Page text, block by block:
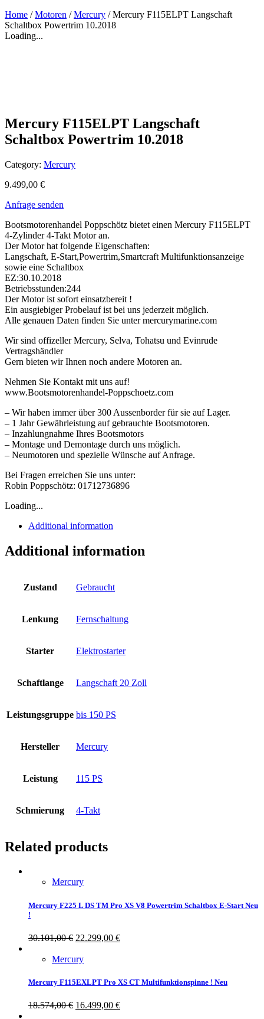
Home /Motoren /Mercury / Mercury F115ELPT Langschaft
Schaltbox Powertrim 10.2018
Loading...
Mercury F115ELPT Langschaft
Schaltbox Powertrim 10.2018
Category: Mercury
9.499,00 €
Anfrage senden
Bootsmotorenhandel Poppschötz bietet einen Mercury F115ELPT
4-Zylinder 4-Takt Motor an.
Der Motor hat folgende Eigenschaften:
Langschaft, E-Start,Powertrim,Smartcraft Multifunktionsanzeige
sowie eine Schaltbox
EZ:30.10.2018
Betriebsstunden:244
Der Motor ist sofort einsatzbereit !
Ein ausgiebiger Probelauf ist bei uns jederzeit möglich.
Alle genauen Daten finden Sie unter mercurymarine.com
Wir sind offizeller Mercury, Selva, Tohatsu und Evinrude
Vertragshändler
Gern bieten wir Ihnen noch andere Motoren an.
Nehmen Sie Kontakt mit uns auf!
www.Bootsmotorenhandel-Poppschoetz.com
– Wir haben immer über 300 Aussenborder für sie auf Lager.
– 1 Jahr Gewährleistung auf gebrauchte Bootsmotoren.
– Inzahlungnahme Ihres Bootsmotors
– Montage und Demontage durch uns möglich.
– Neumotoren und spezielle Wünsche auf Anfrage.
Bei Fragen erreichen Sie uns unter:
Robin Poppschötz: 01712736896
Loading...
Additional information
Additional information
Zustand Gebraucht
Lenkung Fernschaltung
Starter Elektrostarter
Schaftlange Langschaft 20 Zoll
Leistungsgruppe bis 150 PS
Hersteller Mercury
Leistung 115 PS
Schmierung 4-Takt
Related products
Mercury
Mercury F225 L DS TM Pro XS V8 Powertrim Schaltbox E-Start Neu
!
30.101,00€ 22.299,00 €
Mercury
Mercury F115EXLPT Pro XS CT Multifunktionspinne ! Neu
18.574,00€ 16.499,00 €